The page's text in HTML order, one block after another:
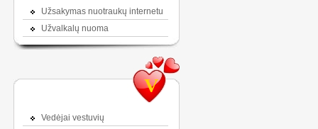
Užsakymas nuotraukų internetu
Užvalkalų nuoma
V
Vedėjai vestuvių